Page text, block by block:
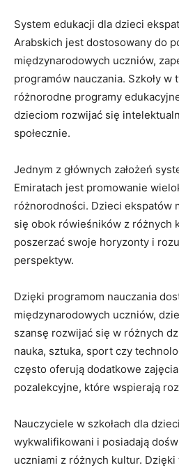
System edukacji dla dzieci
Arabskich jest dostosowany do
międzynarodowych uczniów,
programów ⁣nauczania. Szkoły
różnorodne programy
dzieciom rozwijać się
społecznie.
Jednym z głównych założeń
Emiratach⁢ jest promowanie
różnorodności. Dzieci ​ekspatów
się obok rówieśników z⁤ różnych
poszerzać swoje horyzonty i
perspektyw.
Dzięki programom nauczania
międzynarodowych ​uczniów,⁢
szansę‌ rozwijać⁢ się w różnych
nauka, sztuka, sport czy
często oferują ⁢dodatkowe
pozalekcyjne, które wspierają
Nauczyciele w​ szkołach dla⁢
wykwalifikowani i posiadają
uczniami z różnych kultur. Dzięki